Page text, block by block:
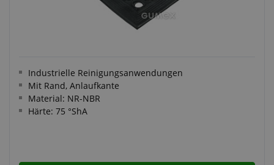
Industrielle Reinigungsanwendungen
Mit Rand, Anlaufkante
Material: NR-NBR
Härte: 75 °ShA